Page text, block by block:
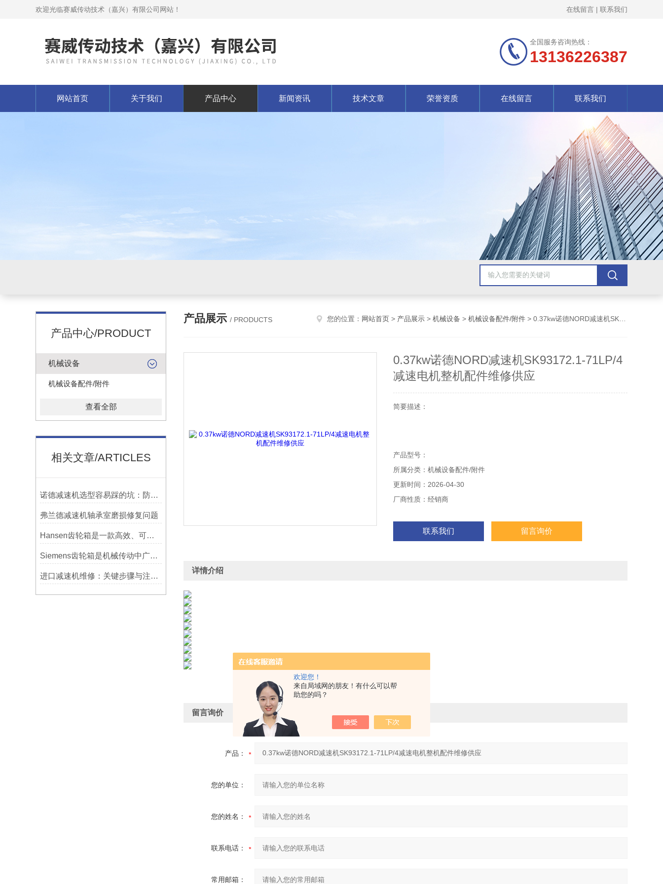
欢迎您！
来自局域网的朋友！有什么可以帮
助您的吗？
欢迎光临赛威传动技术（嘉兴）有限公司网站！ 在线留言 | 联系我们
全国服务咨询热线：
13136226387
网站首页 关于我们 产品中心 新闻资讯 技术文章 荣誉资质 在线留言 联系我们
产品中心/PRODUCT
机械设备
机械设备配件/附件
查看全部
相关文章/ARTICLES
诺德减速机选型容易踩的坑：防水等级选低了，户外用半年就废
弗兰德减速机轴承室磨损修复问题
Hansen齿轮箱是一款高效、可靠的工业传动装置
Siemens齿轮箱是机械传动中广泛应用的部件
进口减速机维修：关键步骤与注意事项
产品展示 / PRODUCTS 您的位置： 网站首页 > 产品展示 > 机械设备 > 机械设备配件/附件 > 0.37kw诺德NORD减速机SK93172.1-71LP/4减速电机整机配件维修供应
0.37kw诺德NORD减速机SK93172.1-71LP/4
减速电机整机配件维修供应
简要描述：
产品型号：
所属分类：机械设备配件/附件
更新时间：2026-04-30
厂商性质：经销商
联系我们 留言询价
详情介绍
留言询价
产品：
您的单位：
您的姓名：
联系电话：
常用邮箱：